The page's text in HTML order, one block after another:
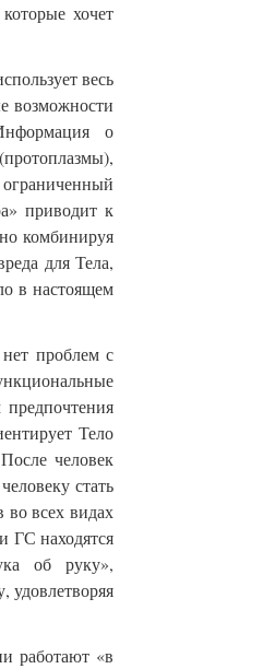
хочет
весь
возможности
о
приводит к
комбинируя
для Тела,
в настоящем
проблем с
Тело
человек
стать
во всех видах
ГС находятся
об руку»,
удовлетворяя
работают «в